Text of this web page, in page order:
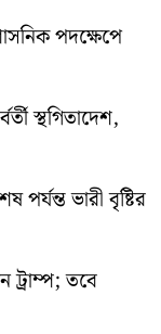
পদক্ষেপে
স্থগিতাদেশ,
পর্যন্ত ভারী বৃষ্টির
ট্রাম্প; তবে